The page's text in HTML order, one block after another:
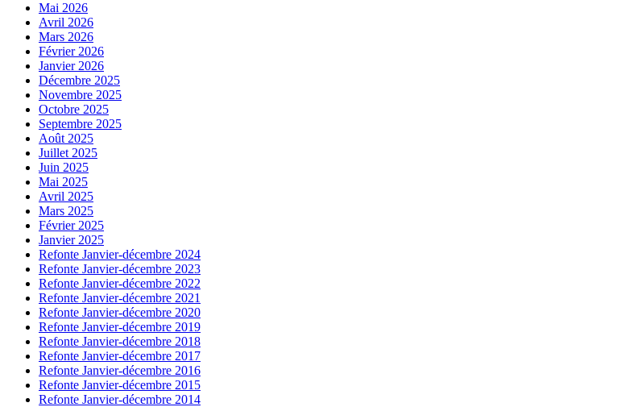
Mai 2026
Avril 2026
Mars 2026
Février 2026
Janvier 2026
Décembre 2025
Novembre 2025
Octobre 2025
Septembre 2025
Août 2025
Juillet 2025
Juin 2025
Mai 2025
Avril 2025
Mars 2025
Février 2025
Janvier 2025
Refonte Janvier-décembre 2024
Refonte Janvier-décembre 2023
Refonte Janvier-décembre 2022
Refonte Janvier-décembre 2021
Refonte Janvier-décembre 2020
Refonte Janvier-décembre 2019
Refonte Janvier-décembre 2018
Refonte Janvier-décembre 2017
Refonte Janvier-décembre 2016
Refonte Janvier-décembre 2015
Refonte Janvier-décembre 2014